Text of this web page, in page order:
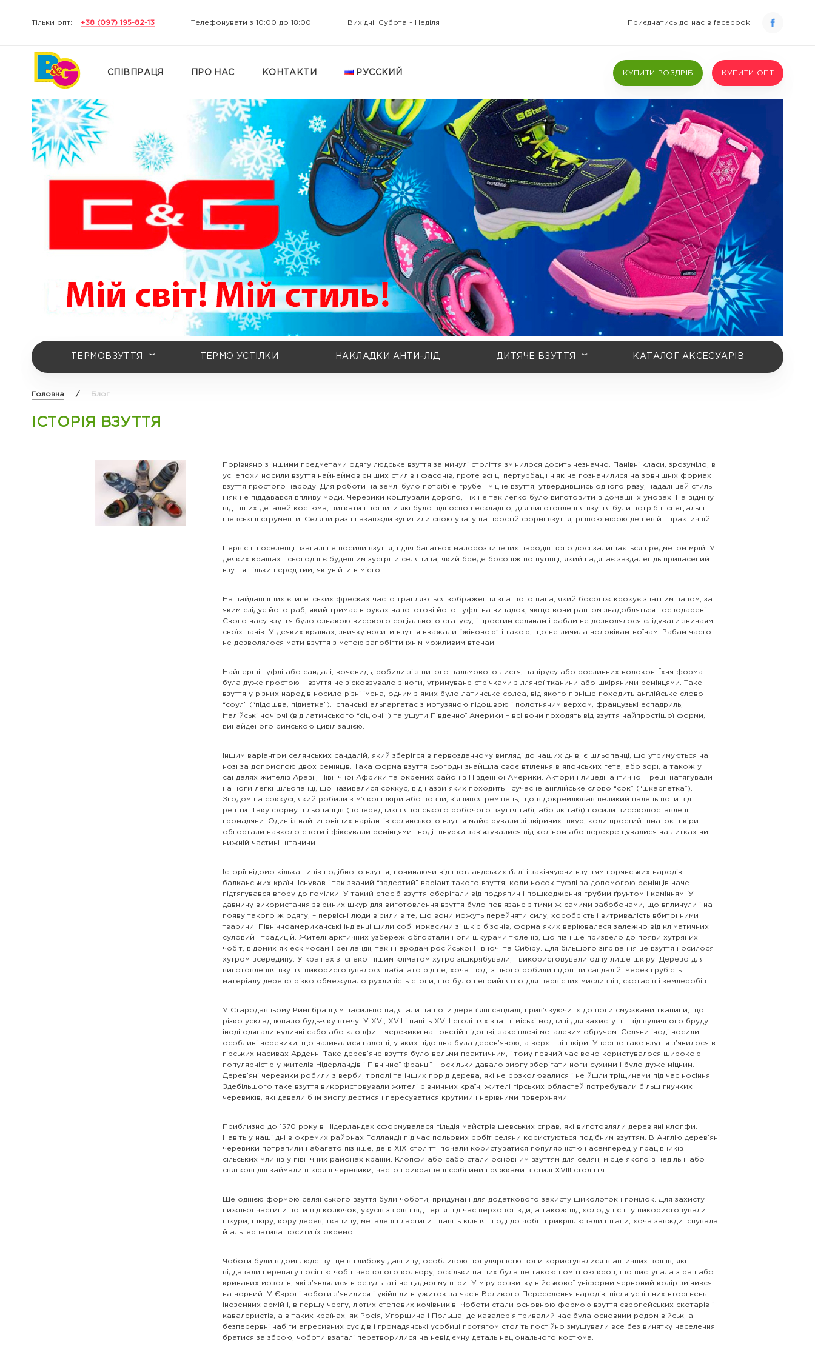
Тільки опт: +38 (097) 195-82-13 Телефонувати з 10:00 до 18:00 Вихідні: Субота - Неділя Приєднатись до нас в facebook
СПІВПРАЦЯ ПРО НАС КОНТАКТИ РУССКИЙ КУПИТИ РОЗДРІБ КУПИТИ ОПТ
ТЕРМОВЗУТТЯ ТЕРМО УСТІЛКИ НАКЛАДКИ АНТИ-ЛІД ДИТЯЧЕ ВЗУТТЯ КАТАЛОГ АКСЕСУАРІВ
Головна / Блог
ІСТОРІЯ ВЗУТТЯ
Порівняно з іншими предметами одягу людське взуття за минулі століття змінилося досить незначно. Панівні класи, зрозуміло, в
усі епохи носили взуття найнеймовірніших стилів і фасонів, проте всі ці пертурбації ніяк не позначилися на зовнішніх формах
взуття простого народу. Для роботи на землі було потрібне грубе і міцне взуття; утвердившись одного разу, надалі цей стиль
ніяк не піддавався впливу моди. Черевики коштували дорого, і їх не так легко було виготовити в домашніх умовах. На відміну
від інших деталей костюма, виткати і пошити які було відносно нескладно, для виготовлення взуття були потрібні спеціальні
шевські інструменти. Селяни раз і назавжди зупинили свою увагу на простій формі взуття, рівною мірою дешевій і практичній.
Первісні поселенці взагалі не носили взуття, і для багатьох малорозвинених народів воно досі залишається предметом мрій. У
деяких країнах і сьогодні є буденним зустріти селянина, який бреде босоніж по путівці, який надягає заздалегідь припасений
взуття тільки перед тим, як увійти в місто.
На найдавніших єгипетських фресках часто трапляються зображення знатного пана, який босоніж крокує знатним паном, за
яким слідує його раб, який тримає в руках напоготові його туфлі на випадок, якщо вони раптом знадобляться господареві.
Свого часу взуття було ознакою високого соціального статусу, і простим селянам і рабам не дозволялося слідувати звичаям
своїх панів. У деяких країнах, звичку носити взуття вважали “жіночою” і такою, що не личила чоловікам-воїнам. Рабам часто
не дозволялося мати взуття з метою запобігти їхнім можливим втечам.
Найперші туфлі або сандалі, вочевидь, робили зі зшитого пальмового листя, папірусу або рослинних волокон. Їхня форма
була дуже простою – взуття не зісковзувало з ноги, утримуване стрічками з лляної тканини або шкіряними ремінцями. Таке
взуття у різних народів носило різні імена, одним з яких було латинське солеа, від якого пізніше походить англійське слово
“соул” (“підошва, підметка”). Іспанські альпаргатас з мотузяною підошвою і полотняним верхом, французькі еспадриль,
італійські чочіочі (від латинського “сіціоніі”) та ушути Південної Америки – всі вони походять від взуття найпростішої форми,
винайденого римською цивілізацією.
Іншим варіантом селянських сандалій, який зберігся в первозданному вигляді до наших днів, є шльопанці, що утримуються на
нозі за допомогою двох ремінців. Така форма взуття сьогодні знайшла своє втілення в японських гета, або зорі, а також у
сандалях жителів Аравії, Північної Африки та окремих районів Південної Америки. Актори і лицедії античної Греції натягували
на ноги легкі шльопанці, що називалися соккус, від назви яких походить і сучасне англійське слово “сок” (“шкарпетка”).
Згодом на соккусі, який робили з м’якої шкіри або вовни, з’явився ремінець, що відокремлював великий палець ноги від
решти. Таку форму шльопанців (попередників японського робочого взуття табі, або як табі) носили високопоставлені
громадяни. Один із найтиповіших варіантів селянського взуття майстрували зі звіриних шкур, коли простий шматок шкіри
обгортали навколо споти і фіксували ремінцями. Іноді шнурки зав’язувалися під коліном або перехрещувалися на литках чи
нижній частині штанини.
Історії відомо кілька типів подібного взуття, починаючи від шотландських ґіллі і закінчуючи взуттям горянських народів
балканських країн. Існував і так званий “задертий” варіант такого взуття, коли носок туфлі за допомогою ремінців наче
підтягувався вгору до гомілки. У такий спосіб взуття оберігали від подряпин і пошкодження грубим ґрунтом і камінням. У
давнину використання звіриних шкур для виготовлення взуття було пов’язане з тими ж самими забобонами, що вплинули і на
появу такого ж одягу, – первісні люди вірили в те, що вони можуть перейняти силу, хоробрість і витривалість вбитої ними
тварини. Північноамериканські індіанці шили собі мокасини зі шкір бізонів, форма яких варіювалася залежно від кліматичних
суловий і традицій. Жителі арктичних узбереж обгортали ноги шкурами тюленів, що пізніше призвело до появи хутряних
чобіт, відомих як ескімосам Гренландії, так і народам російської Півночі та Сибіру. Для більшого зігрівання це взуття носилося
хутром всередину. У країнах зі спекотнішим кліматом хутро зішкрябували, і використовували одну лише шкіру. Дерево для
виготовлення взуття використовувалося набагато рідше, хоча іноді з нього робили підошви сандалій. Через грубість
матеріалу дерево різко обмежувало рухливість стопи, що було неприйнятно для первісних мисливців, скотарів і землеробів.
У Стародавньому Римі бранцям насильно надягали на ноги дерев’яні сандалі, прив’язуючи їх до ноги смужками тканини, що
різко ускладнювало будь-яку втечу. У XVI, XVII і навіть XVIII століттях знатні міські модниці для захисту ніг від вуличного бруду
іноді одягали вуличні сабо або клопфи – черевики на товстій підошві, закріплені металевим обручем. Селяни іноді носили
особливі черевики, що називалися галоші, у яких підошва була дерев’яною, а верх – зі шкіри. Уперше таке взуття з’явилося в
гірських масивах Арденн. Таке дерев’яне взуття було вельми практичним, і тому певний час воно користувалося широкою
популярністю у жителів Нідерландів і Північної Франції – оскільки давало змогу зберігати ноги сухими і було дуже міцним.
Дерев’яні черевики робили з верби, тополі та інших порід дерева, які не розколювалися і не йшли тріщинами під час носіння.
Здебільшого таке взуття використовували жителі рівнинних країн; жителі гірських областей потребували більш гнучких
черевиків, які давали б їм змогу дертися і пересуватися крутими і нерівними поверхнями.
Приблизно до 1570 року в Нідерландах сформувалася гільдія майстрів шевських справ, які виготовляли дерев’яні клопфи.
Навіть у наші дні в окремих районах Голландії під час польових робіт селяни користуються подібним взуттям. В Англію дерев’яні
черевики потрапили набагато пізніше, де в XIX столітті почали користуватися популярністю насамперед у працівників
сільських млинів у північних районах країни. Клопфи або сабо стали основним взуттям для селян, місце якого в недільні або
святкові дні займали шкіряні черевики, часто прикрашені срібними пряжками в стилі XVIII століття.
Ще однією формою селянського взуття були чоботи, придумані для додаткового захисту щиколоток і гомілок. Для захисту
нижньої частини ноги від колючок, укусів звірів і від тертя під час верхової їзди, а також від холоду і снігу використовували
шкури, шкіру, кору дерев, тканину, металеві пластини і навіть кільця. Іноді до чобіт прикріплювали штани, хоча завжди існувала
й альтернатива носити їх окремо.
Чоботи були відомі людству ще в глибоку давнину; особливою популярністю вони користувалися в античних воїнів, які
віддавали перевагу носінню чобіт червоного кольору, оскільки на них була не такою помітною кров, що виступала з ран або
кривавих мозолів, які з’являлися в результаті нещадної муштри. У міру розвитку військової уніформи червоний колір змінився
на чорний. У Європі чоботи з’явилися і увійшли в ужиток за часів Великого Переселення народів, після успішних вторгнень
іноземних армій і, в першу чергу, лютих степових кочівників. Чоботи стали основною формою взуття європейських скотарів і
кавалеристів, а в таких країнах, як Росія, Угорщина і Польща, де кавалерія тривалий час була основним родом військ, а
безперервні набіги агресивних сусідів і громадянські усобиці протягом століть постійно змушували все без винятку населення
братися за зброю, чоботи взагалі перетворилися на невід’ємну деталь національного костюма.